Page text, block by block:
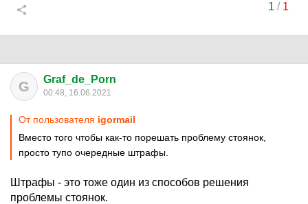
1 / 1
G Graf_de_Porn
00:48, 16.06.2021
От пользователя igormail
Вместо того чтобы как-то порешать проблему стоянок,
просто тупо очередные штрафы.
Штрафы - это тоже один из способов решения
проблемы стоянок.